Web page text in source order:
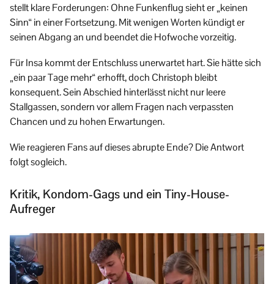
stellt klare Forderungen: Ohne Funkenflug sieht er „keinen
Sinn“ in einer Fortsetzung. Mit wenigen Worten kündigt er
seinen Abgang an und beendet die Hofwoche vorzeitig.
Für Insa kommt der Entschluss unerwartet hart. Sie hätte sich
„ein paar Tage mehr“ erhofft, doch Christoph bleibt
konsequent. Sein Abschied hinterlässt nicht nur leere
Stallgassen, sondern vor allem Fragen nach verpassten
Chancen und zu hohen Erwartungen.
Wie reagieren Fans auf dieses abrupte Ende? Die Antwort
folgt sogleich.
Kritik, Kondom-Gags und ein Tiny-House-
Aufreger